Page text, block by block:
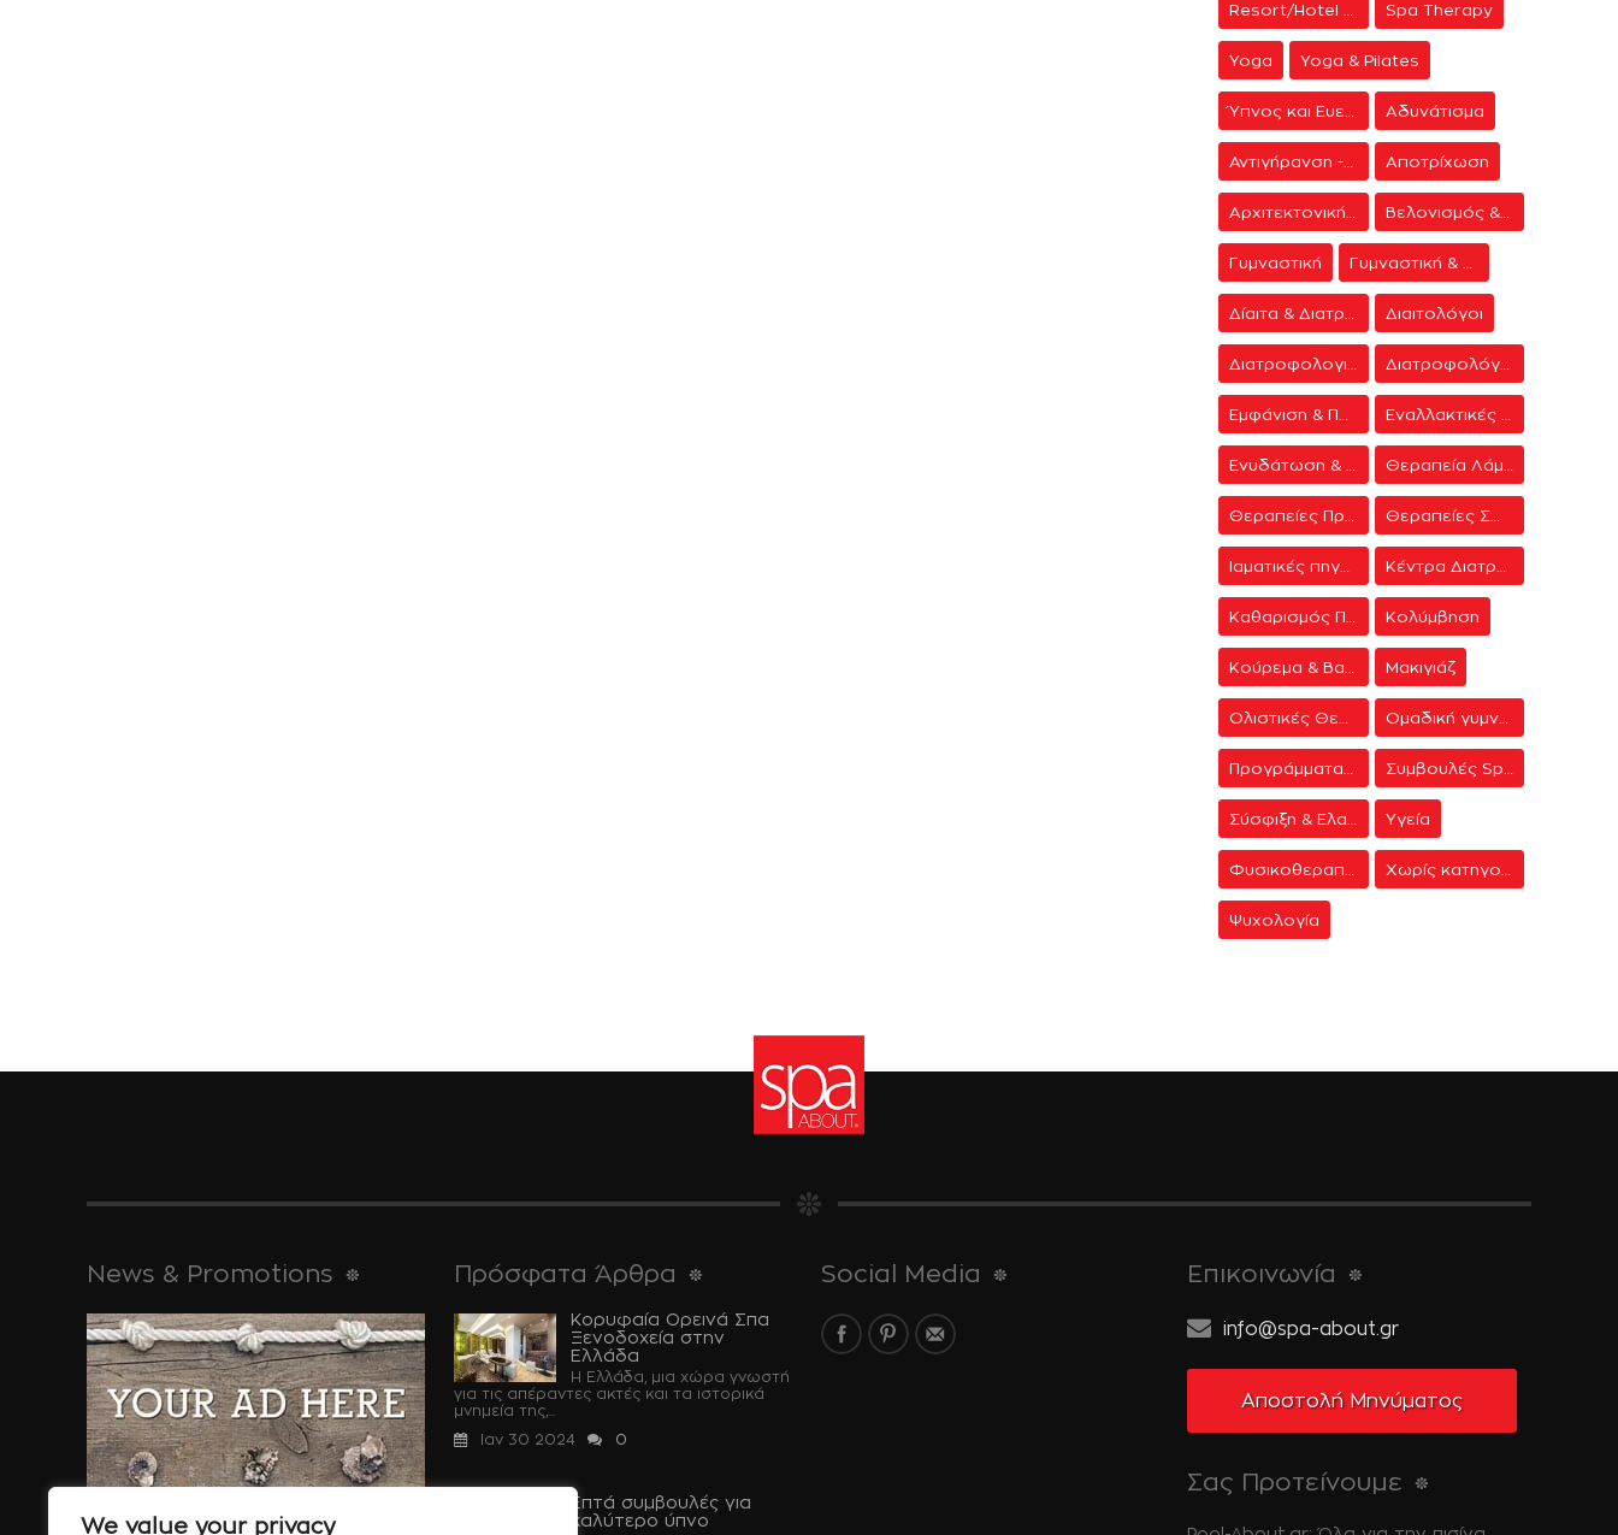
We value your privacy
Spa Therapy
Yoga Yoga & Pilates
Αδυνάτισμα
Αποτρίχωση
Βελονισμός & Διαλογισμός
Γυμναστική
Διαιτολόγοι
Διατροφολόγοι
Θεραπείες Σώματος
Κολύμβηση
Μακιγιάζ
Ομαδική γυμναστική
Υγεία
Ψυχολογία
News & Promotions Πρόσφατα Άρθρα
Κορυφαία Ορεινά Σπα
Ξενοδοχεία στην
Ελλάδα
Η Ελλάδα, μια χώρα γνωστή
για τις απέραντες ακτές και τα ιστορικά
μνημεία της,...
Ιαν 30 2024
0
Επτά συμβουλές για
καλύτερο ύπνο
Social Media Επικοινωνία
info@spa-about.gr
Αποστολή Μηνύματος
Σας Προτείνουμε